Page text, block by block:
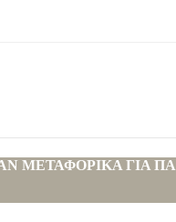
ΜΕΤΑΦΟΡΙΚΑ ΓΙΑ